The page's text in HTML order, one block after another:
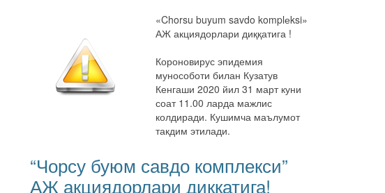
«Chorsu buyum savdo komplеksi»
АЖ акциядорлари диққатига !
Короновирус эпидемия
мунособоти билан Кузатув
Кенгаши 2020 йил 31 март куни
соат 11.00 ларда мажлис
колдиради. Кушимча маълумот
такдим этилади.
“Чорсу буюм савдо комплекси”
АЖ акциядорлари диққатига!